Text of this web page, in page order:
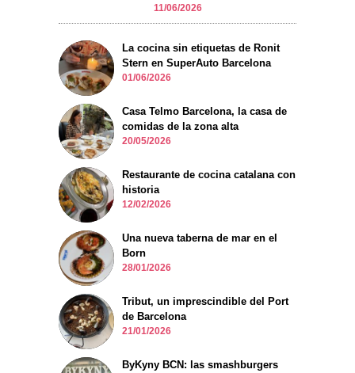
11/06/2026
La cocina sin etiquetas de Ronit
Stern en SuperAuto Barcelona
01/06/2026
Casa Telmo Barcelona, la casa de
comidas de la zona alta
20/05/2026
Restaurante de cocina catalana con
historia
12/02/2026
Una nueva taberna de mar en el
Born
28/01/2026
Tribut, un imprescindible del Port
de Barcelona
21/01/2026
ByKyny BCN: las smashburgers